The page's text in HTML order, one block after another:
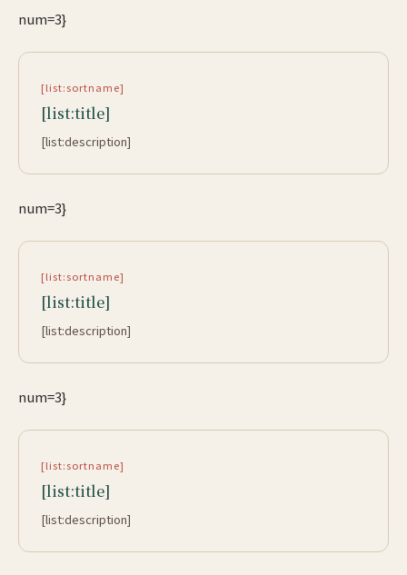
num=3}
[list:sortname]
[list:title]
[list:description]
num=3}
[list:sortname]
[list:title]
[list:description]
num=3}
[list:sortname]
[list:title]
[list:description]